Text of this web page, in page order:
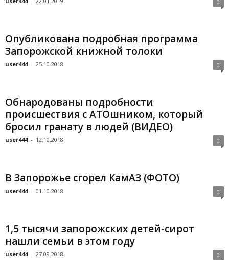
0
Опубликована подробная программа
Запорожской книжной толоки
user444 - 25.10.2018 0
Обнародованы подробности
происшествия с АТОшником, который
бросил гранату в людей (ВИДЕО)
user444 - 12.10.2018 0
В Запорожье сгорел КамАЗ (ФОТО)
user444 - 01.10.2018 0
1,5 тысячи запорожских детей-сирот
нашли семьи в этом году
user444 - 27.09.2018 0